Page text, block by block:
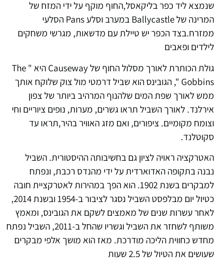
שנמצא ליד כפר בליקאסל,החוף מוקף על ידי המזח של
המרינה של Ballycastle במערב וסלע Pans הסלעי
ממזרח.בצד הכפר יש טיילת עם מדשאות, מגרשי משחקים
לילדים ופאבים
גולת הכותרת לאורך מסלול החוף של Causeway היא " The
Gobbins ", הגובינס הוא שביל דרמטי מול צוק שלוקח אותך
ממש לאורך שפת המים שלהנוף המרהיב ביותר של צפון
אירלנד. לאורך השביל תראו גשרים, מערות, נופים ציוריים וחי
וצומח מקומיים. ציפורים, ואם מזג האוויר בהיר,תראו עד
סקוטלנד.
האטרקציה ראויה לציון גם בחשיבותה ההיסטורית. השביל
נבנה בתקופה האדוארדית על ידי מהנדס רכבת, ונפתח
למבקרים בשנת 1902. הוא הפך במהירות לאטרקציית חובה
כטיול יום מבלפסט השביל נסגר לציבור ב-1954 ובשנת 2014,
לאחר עשרות שנים של מאמצים לשקם את הגובינס, ומאמץ
משותף לשחזר את השביל וגשריו שהחל ב-2011, השביל נפתח
מחדש כחווית הליכה מודרכת. מאז הוא מושך אלפי מבקרים
שעושים את הטיול של 2.5 שעות